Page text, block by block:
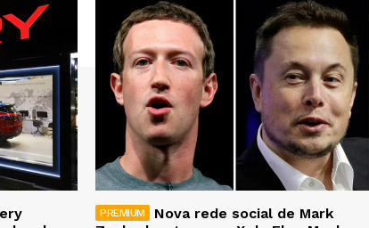
Nova rede social de Mark